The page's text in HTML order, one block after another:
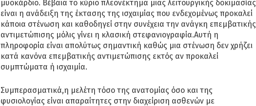
μυοκάρδιο. Βέβαια το κύριο πλεονέκτημα μιας λειτουργικής δοκιμασίας
είναι η ανάδειξη της έκτασης της ισχαιμίας που ενδεχομένως προκαλεί
κάποια στένωση και καθοδηγεί στην συνέχεια την ανάγκη επεμβατικής
αντιμετώπισης μόλις γίνει η κλασική στεφανιογραφία.Αυτή η
πληροφορία είναι απολύτως σημαντική καθώς μια στένωση δεν χρήζει
κατά κανόνα επεμβατικής αντιμετώπισης εκτός αν προκαλεί
συμπτώματα ή ισχαιμία.
Συμπερασματικά,η μελέτη τόσο της ανατομίας όσο και της
φυσιολογίας είναι απαραίτητες στην διαχείριση ασθενών με